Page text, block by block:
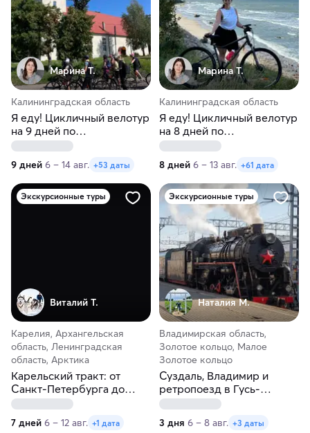
Марина Т.
Калининградская область
Я еду! Цикличный велотур
на 9 дней по
Калининградской области
9 дней 6 – 14 авг. +53 даты
Марина Т.
Калининградская область
Я еду! Цикличный велотур
на 8 дней по
Калининградской области
8 дней 6 – 13 авг. +61 дата
Экскурсионные туры
Виталий Т.
Карелия, Архангельская
область, Ленинградская
область, Арктика
Карельский тракт: от
Санкт-Петербурга до
Соловков
7 дней 6 – 12 авг. +1 дата
Экскурсионные туры
Наталия М.
Владимирская область,
Золотое кольцо, Малое
Золотое кольцо
Суздаль, Владимир и
ретропоезд в Гусь-
Хрустальный
3 дня 6 – 8 авг. +3 даты